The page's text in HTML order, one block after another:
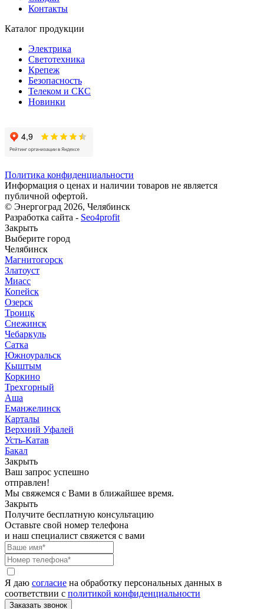
Контакты
Каталог продукции
Электрика
Светотехника
Крепеж
Безопасность
Телеком и СКС
Новинки
Политика конфиденциальности
Информация о ценах и наличии товаров не является
публичной офертой.
© Энергоград 2026, Челябинск
Разработка сайта - Seo4profit
Закрыть
Выберите город
Челябинск
Магнитогорск
Златоуст
Миасс
Копейск
Озерск
Троицк
Снежинск
Чебаркуль
Сатка
Южноуральск
Кыштым
Коркино
Трехгорный
Аша
Еманжелинск
Карталы
Верхний Уфалей
Усть-Катав
Бакал
Закрыть
Ваш запрос успешно
отправлен!
Мы свяжемся с Вами в ближайшее время.
Закрыть
Получите бесплатную консультацию
Оставьте свой номер телефона
и наш специалист свяжется с вами
Я даю согласие на обработку персональных данных в
соответствии с политикой конфиденциальности